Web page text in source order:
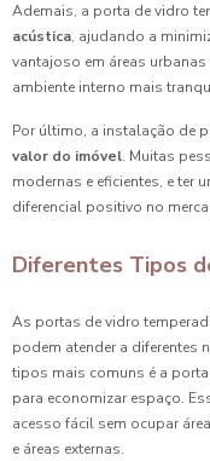
Ademais, a porta de vidro
acústica, ajudando a
vantajoso em áreas
ambiente interno mais
Por último, a instalação de
valor do imóvel. Muitas
modernas e eficientes, e ter
diferencial positivo no
Diferentes Tipos
As portas de vidro
podem atender a diferentes
tipos mais comuns é a
para economizar espaço.
acesso fácil sem ocupar
e áreas externas.